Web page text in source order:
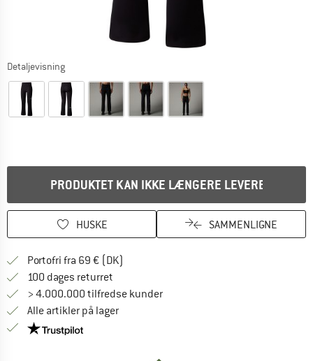
Detaljevisning
PRODUKTET KAN IKKE LÆNGERE LEVERES
HUSKE SAMMENLIGNE
Portofri fra 69 € (DK)
100 dages returret
> 4.000.000 tilfredse kunder
Alle artikler på lager
Vi er Trustpilot-certificeret - oplysningerne får du